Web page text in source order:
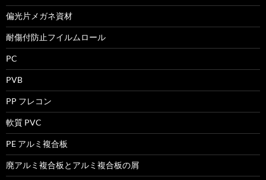
偏光片メガネ資材
耐傷付防止フイルムロール
PC
PVB
PP フレコン
軟質 PVC
PE アルミ複合板
廃アルミ複合板とアルミ複合板の屑